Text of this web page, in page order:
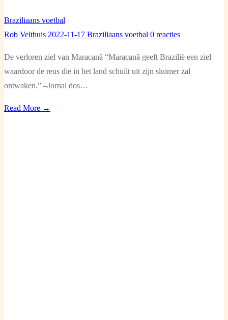
Braziliaans voetbal
Rob Velthuis 2022-11-17 Braziliaans voetbal 0 reacties
De verloren ziel van Maracanã “Maracanã geeft Brazilië een ziel
waardoor de reus die in het land schuilt uit zijn sluimer zal
ontwaken.” –Jornal dos…
Read More →